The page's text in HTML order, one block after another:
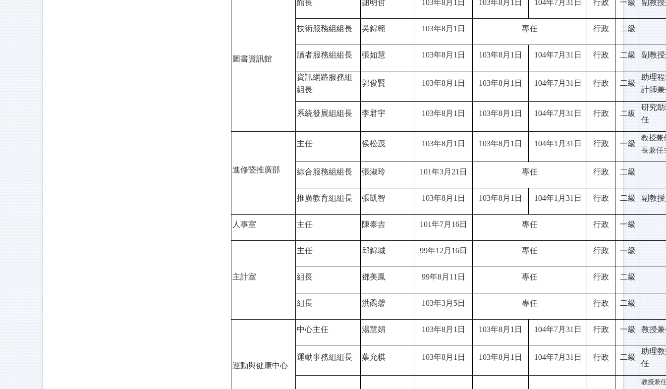
圖書資訊館
館長 謝明哲 103年8月1日 103年8月1日 104年7月31日 行政 一級 副教
技術服務組組長 吳錦範 103年8月1日 專任 行政 二級
讀者服務組組長 張如慧 103年8月1日 103年8月1日 104年7月31日 行政 二級 副教
資訊網路服務組
組長
郭俊賢 103年8月1日 103年8月1日 104年7月31日 行政 二級
助理
計師
系統發展組組長 李君宇 103年8月1日 103年8月1日 104年7月31日 行政 二級
研究
任
進修暨推廣部
主任 侯松茂 103年8月1日 103年8月1日 104年1月31日 行政 一級
教授兼
長兼任
綜合服務組組長 張淑玲 101年3月21日 專任 行政 二級
推廣教育組組長 張凱智 103年8月1日 103年8月1日 104年1月31日 行政 二級 副教
人事室 主任 陳泰吉 101年7月16日 專任 行政 一級
主計室
主任 邱錦城 99年12月16日 專任 行政 一級
組長 鄧美鳳 99年8月11日 專任 行政 二級
組長 洪矞馨 103年3月5日 專任 行政 二級
運動與健康中心
中心主任 湯慧娟 103年8月1日 103年8月1日 104年7月31日 行政 一級 教授
運動事務組組長 葉允棋 103年8月1日 103年8月1日 104年7月31日 行政 二級
助理
任
教授兼